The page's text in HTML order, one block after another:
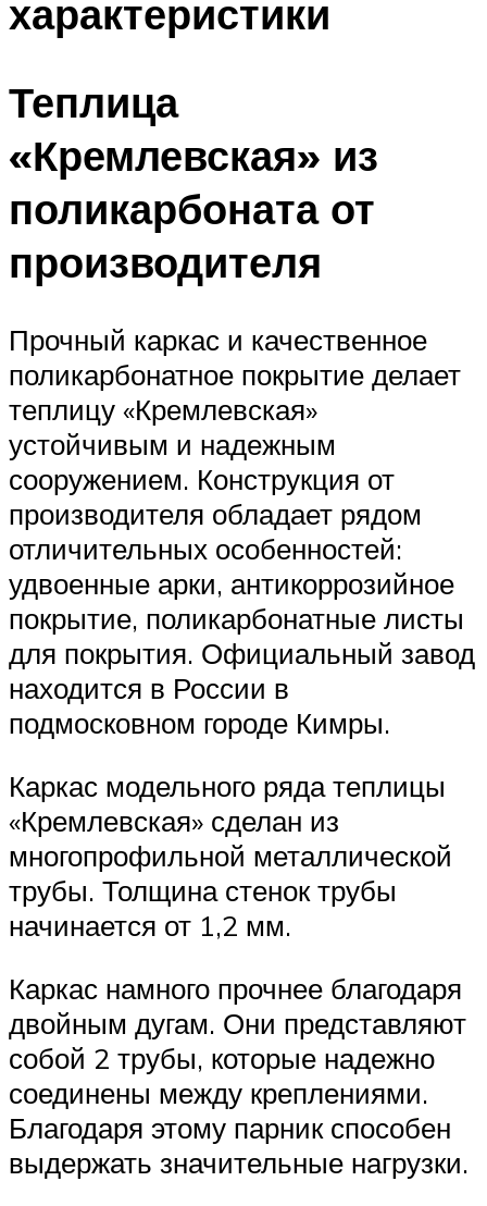
характеристики
Теплица
«Кремлевская» из
поликарбоната от
производителя
Прочный каркас и качественное
поликарбонатное покрытие делает
теплицу «Кремлевская»
устойчивым и надежным
сооружением. Конструкция от
производителя обладает рядом
отличительных особенностей:
удвоенные арки, антикоррозийное
покрытие, поликарбонатные листы
для покрытия. Официальный завод
находится в России в
подмосковном городе Кимры.
Каркас модельного ряда теплицы
«Кремлевская» сделан из
многопрофильной металлической
трубы. Толщина стенок трубы
начинается от 1,2 мм.
Каркас намного прочнее благодаря
двойным дугам. Они представляют
собой 2 трубы, которые надежно
соединены между креплениями.
Благодаря этому парник способен
выдержать значительные нагрузки.